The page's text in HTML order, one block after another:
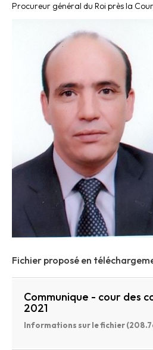
Procureur général du Roi près la
Fichier proposé en
Communique - cour des
2021
Informations sur le fichier